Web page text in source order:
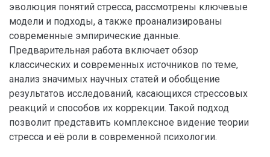
эволюция понятий стресса, рассмотрены ключевые
модели и подходы, а также проанализированы
современные эмпирические данные.
Предварительная работа включает обзор
классических и современных источников по теме,
анализ значимых научных статей и обобщение
результатов исследований, касающихся стрессовых
реакций и способов их коррекции. Такой подход
позволит представить комплексное видение теории
стресса и её роли в современной психологии.